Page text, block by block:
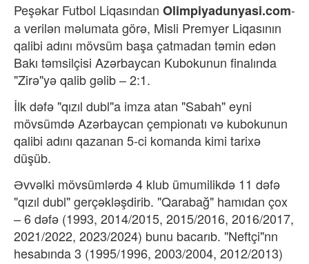
Peşəkar Futbol Liqasından Olimpiyadunyasi.com-
a verilən məlumata görə, Misli Premyer Liqasının
qalibi adını mövsüm başa çatmadan təmin edən
Bakı təmsilçisi Azərbaycan Kubokunun finalında
"Zirə"yə qalib gəlib – 2:1.
İlk dəfə "qızıl dubl"a imza atan "Sabah" eyni
mövsümdə Azərbaycan çempionatı və kubokunun
qalibi adını qazanan 5-ci komanda kimi tarixə
düşüb.
Əvvəlki mövsümlərdə 4 klub ümumilikdə 11 dəfə
"qızıl dubl" gerçəkləşdirib. "Qarabağ" hamıdan çox
– 6 dəfə (1993, 2014/2015, 2015/2016, 2016/2017,
2021/2022, 2023/2024) bunu bacarıb. "Neftçi"nn
hesabında 3 (1995/1996, 2003/2004, 2012/2013)